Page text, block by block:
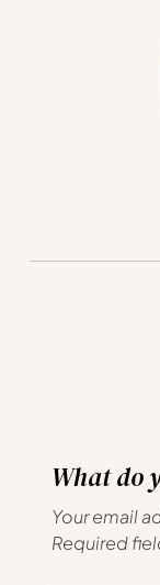
What do
Your email
Required